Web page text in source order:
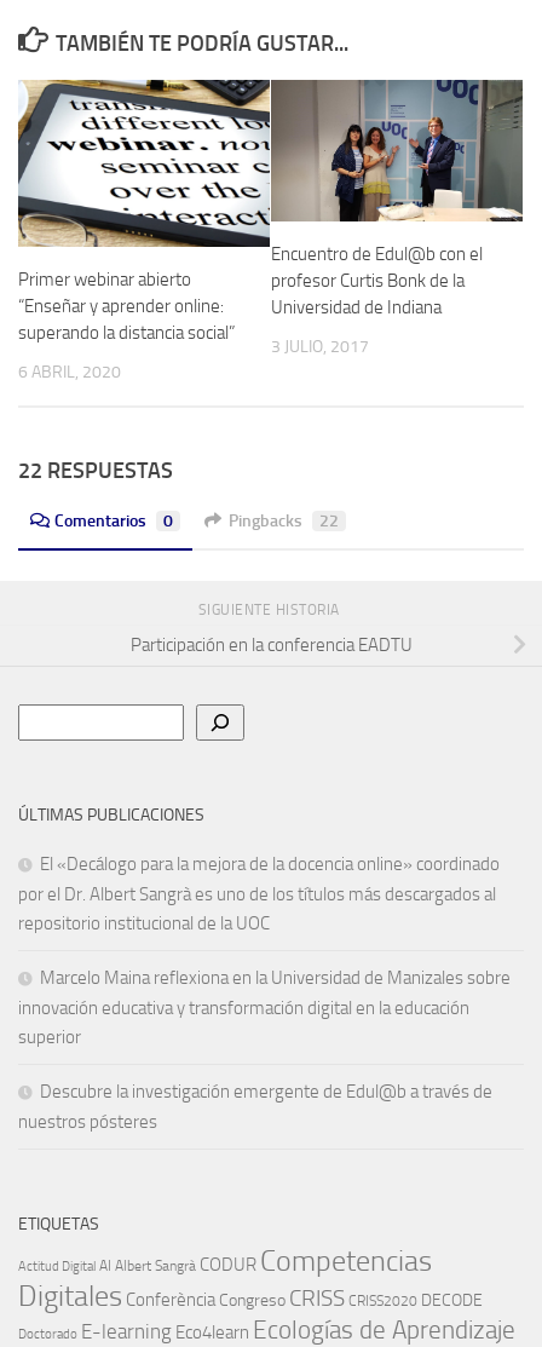
TAMBIÉN TE PODRÍA GUSTAR...
Primer webinar abierto
“Enseñar y aprender online:
superando la distancia social”
6 ABRIL, 2020
Encuentro de Edul@b con el
profesor Curtis Bonk de la
Universidad de Indiana
3 JULIO, 2017
22 RESPUESTAS
Comentarios 0 Pingbacks 22
SIGUIENTE HISTORIA
Participación en la conferencia EADTU
ÚLTIMAS PUBLICACIONES
El «Decálogo para la mejora de la docencia online» coordinado
por el Dr. Albert Sangrà es uno de los títulos más descargados al
repositorio institucional de la UOC
Marcelo Maina reflexiona en la Universidad de Manizales sobre
innovación educativa y transformación digital en la educación
superior
Descubre la investigación emergente de Edul@b a través de
nuestros pósteres
ETIQUETAS
Actitud Digital AI Albert Sangrà CODUR Competencias
Digitales Conferència Congreso CRISS CRISS2020 DECODE
Doctorado E-learning Eco4learn Ecologías de Aprendizaje